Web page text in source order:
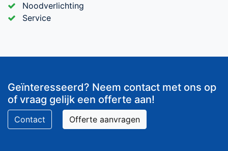
Noodverlichting
Service
Geïnteresseerd? Neem contact met ons op
of vraag gelijk een offerte aan!
Contact Offerte aanvragen